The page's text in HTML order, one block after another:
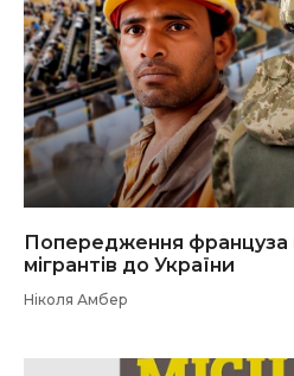
Попередження француза
мігрантів до України
Ніколя Амбер